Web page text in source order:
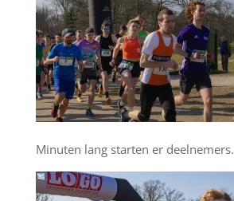
Minuten lang starten er deelnemers.